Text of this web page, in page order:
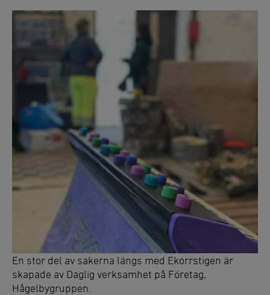
En stor del av sakerna längs med Ekorrstigen är
skapade av Daglig verksamhet på Företag,
Hågelbygruppen.